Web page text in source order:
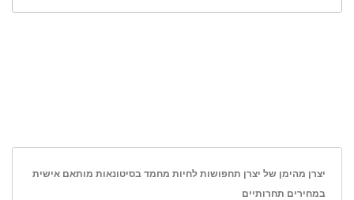
יצרן מהימן של יצרן תחפושות לחיות מחמד בסיטונאות מותאם אישית
במחירים תחרותיים